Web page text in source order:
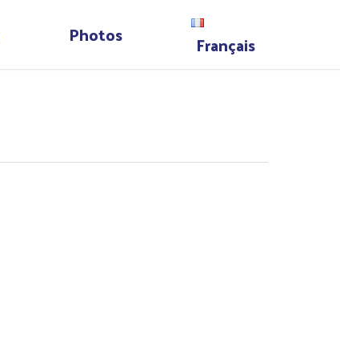
Photos Français